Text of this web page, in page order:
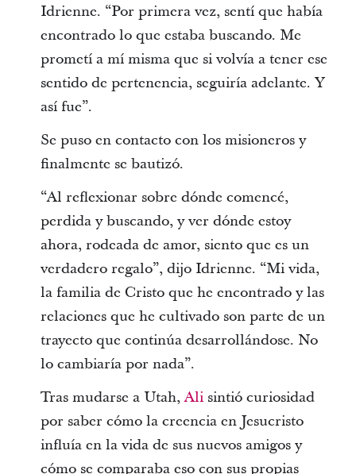
Idrienne. “Por primera vez, sentí que había
encontrado lo que estaba buscando. Me
prometí a mí misma que si volvía a tener ese
sentido de pertenencia, seguiría adelante. Y
así fue”.
Se puso en contacto con los misioneros y
finalmente se bautizó.
“Al reflexionar sobre dónde comencé,
perdida y buscando, y ver dónde estoy
ahora, rodeada de amor, siento que es un
verdadero regalo”, dijo Idrienne. “Mi vida,
la familia de Cristo que he encontrado y las
relaciones que he cultivado son parte de un
trayecto que continúa desarrollándose. No
lo cambiaría por nada”.
Tras mudarse a Utah,Alisintió curiosidad
por saber cómo la creencia en Jesucristo
influía en la vida de sus nuevos amigos y
cómo se comparaba eso con sus propias